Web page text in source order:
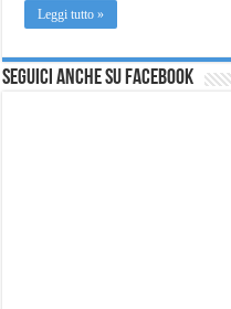
Leggi tutto »
Seguici anche su Facebook